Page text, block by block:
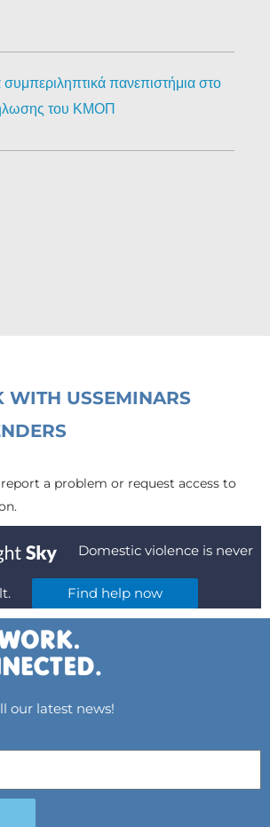
συμπεριληπτικά πανεπιστήμια στο
του ΚΜΟΠ
WITH USSEMINARS
a problem or request access to
Domestic violence is never
Find help now
our latest news!